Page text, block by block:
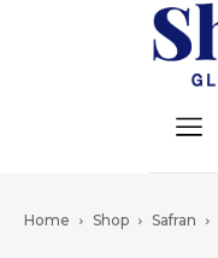
Home Shop Safran